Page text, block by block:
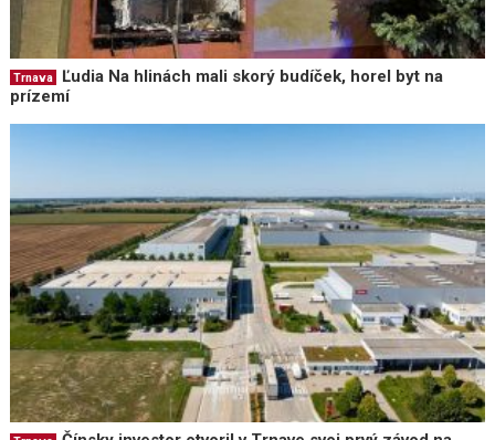
Trnava
Ľudia Na hlinách mali skorý budíček, horel byt na
prízemí